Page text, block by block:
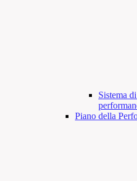
Sistema
Piano della